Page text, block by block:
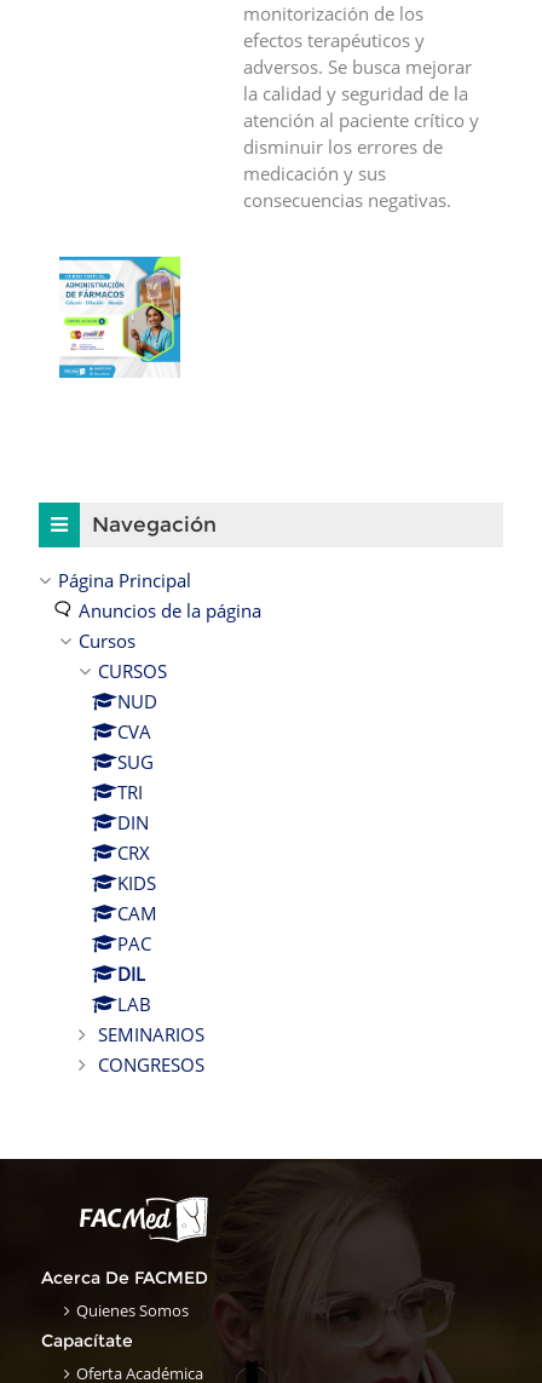
monitorización de los
efectos terapéuticos y
adversos. Se busca mejorar
la calidad y seguridad de la
atención al paciente crítico y
disminuir los errores de
medicación y sus
consecuencias negativas.
Navegación
Página Principal
Anuncios de la página
Cursos
CURSOS
NUD
CVA
SUG
TRI
DIN
CRX
KIDS
CAM
PAC
DIL
LAB
SEMINARIOS
CONGRESOS
Acerca De FACMED
Quienes Somos
Capacítate
Oferta Académica